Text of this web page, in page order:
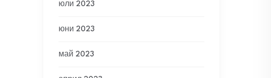
юли 2023
юни 2023
май 2023